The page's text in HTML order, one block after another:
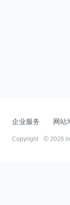
企业服务 网站
Copyright 2026